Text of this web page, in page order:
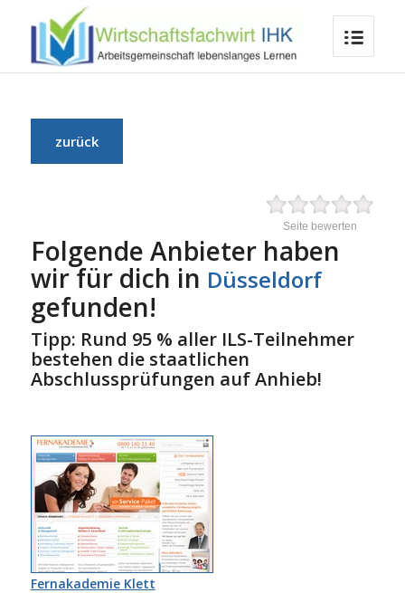
zurück
Seite bewerten
Folgende Anbieter haben
wir für dich in Düsseldorf
gefunden!
Tipp: Rund 95 % aller ILS-Teilnehmer
bestehen die staatlichen
Abschlussprüfungen auf Anhieb!
Fernakademie Klett